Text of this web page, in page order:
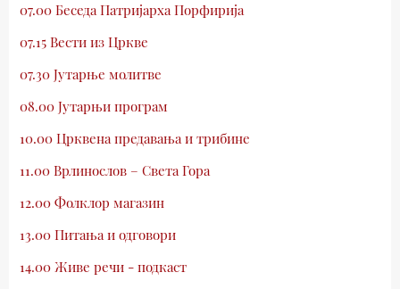
07.00 Беседа Патријарха Порфирија
07.15 Вести из Цркве
07.30 Јутарње молитве
08.00 Јутарњи програм
10.00 Црквена предавања и трибине
11.00 Врлинослов – Света Гора
12.00 Фолклор магазин
13.00 Питања и одговори
14.00 Живе речи - подкаст